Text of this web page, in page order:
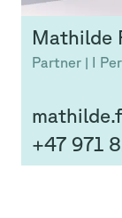
Mathilde
Partner | I
+47 971